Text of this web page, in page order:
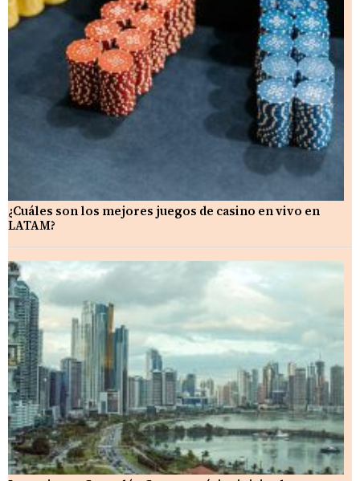
¿Cuáles son los mejores juegos de casino en vivo en
LATAM?